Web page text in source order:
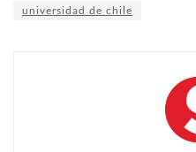
universidad de chile